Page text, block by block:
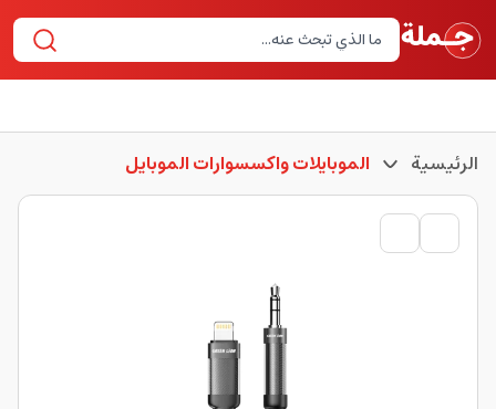
الرئيسية الموبايلات واكسسوارات الموبايل